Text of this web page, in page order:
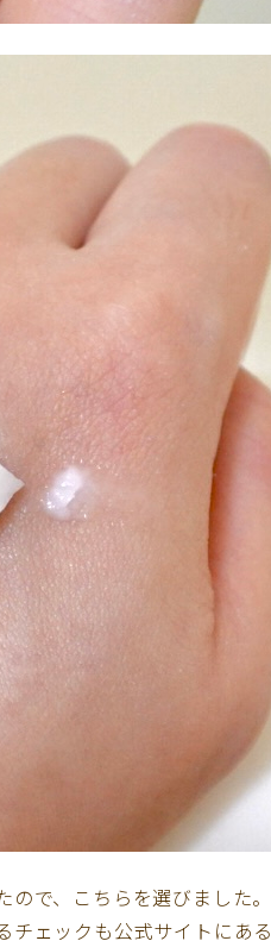
で、こちらを選びました。
チェックも公式サイトにあ